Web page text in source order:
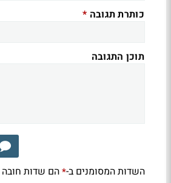
כותרת תגובה *
תוכן התגובה
השדות המסומנים ב-*הם שדות חובה